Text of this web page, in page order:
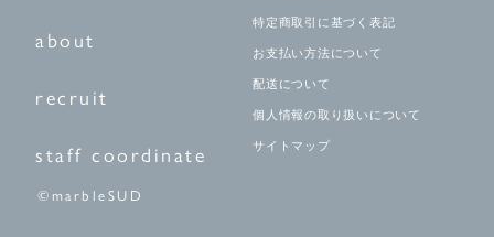
about
recruit
staff coordinate
特定商取引に基づく表記
お支払い方法について
配送について
個人情報の取り扱いについて
サイトマップ
©marbleSUD